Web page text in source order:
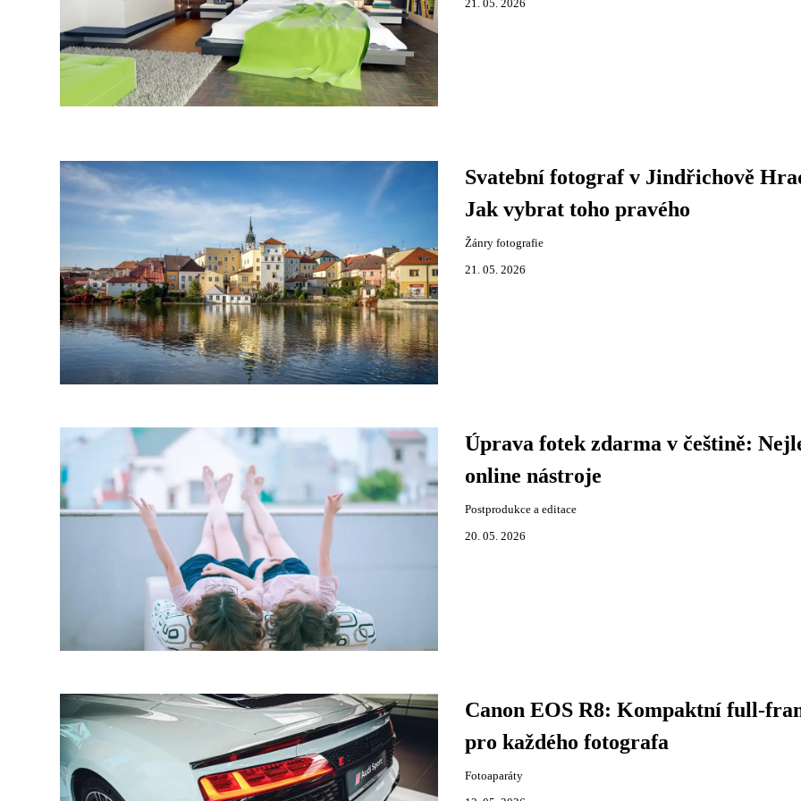
21. 05. 2026
Svatební fotograf v Jindřichově
Jak vybrat toho pravého
Žánry fotografie
21. 05. 2026
Úprava fotek zdarma v češtině:
online nástroje
Postprodukce a editace
20. 05. 2026
Canon EOS R8: Kompaktní full-
pro každého fotografa
Fotoaparáty